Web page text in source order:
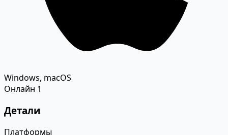
Windows, macOS
Онлайн 1
Детали
Платформы